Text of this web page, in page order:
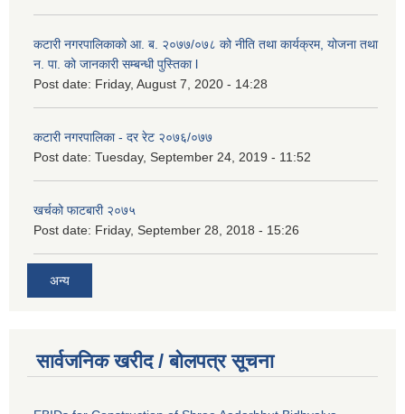
कटारी नगरपालिकाको आ. ब. २०७७/०७८ को नीति तथा कार्यक्रम, योजना तथा
न. पा. को जानकारी सम्बन्धी पुस्तिका l
Post date: Friday, August 7, 2020 - 14:28
कटारी नगरपालिका - दर रेट २०७६/०७७
Post date: Tuesday, September 24, 2019 - 11:52
खर्चको फाटबारी २०७५
Post date: Friday, September 28, 2018 - 15:26
अन्य
सार्वजनिक खरीद / बोलपत्र सूचना